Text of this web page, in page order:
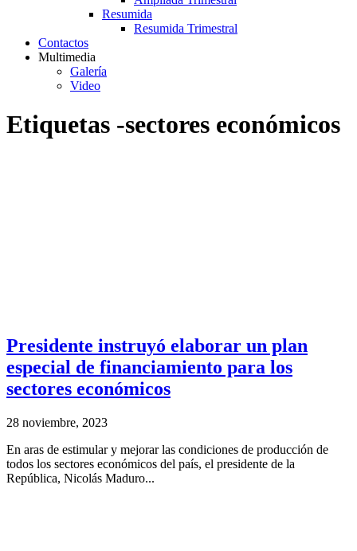
Resumida
Resumida Trimestral
Contactos
Multimedia
Galería
Video
Etiquetas -sectores económicos
Presidente instruyó elaborar un plan
especial de financiamiento para los
sectores económicos
28 noviembre, 2023
En aras de estimular y mejorar las condiciones de producción de
todos los sectores económicos del país, el presidente de la
República, Nicolás Maduro...